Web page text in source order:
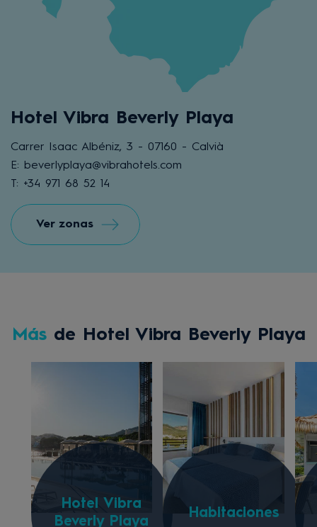
Hotel Vibra Beverly Playa
Carrer Isaac Albéniz, 3 - 07160 - Calvià
E: beverlyplaya@vibrahotels.com
T: +34 971 68 52 14
Ver zonas
Másde Hotel Vibra Beverly Playa
Hotel Vibra
Beverly Playa
Habitaciones